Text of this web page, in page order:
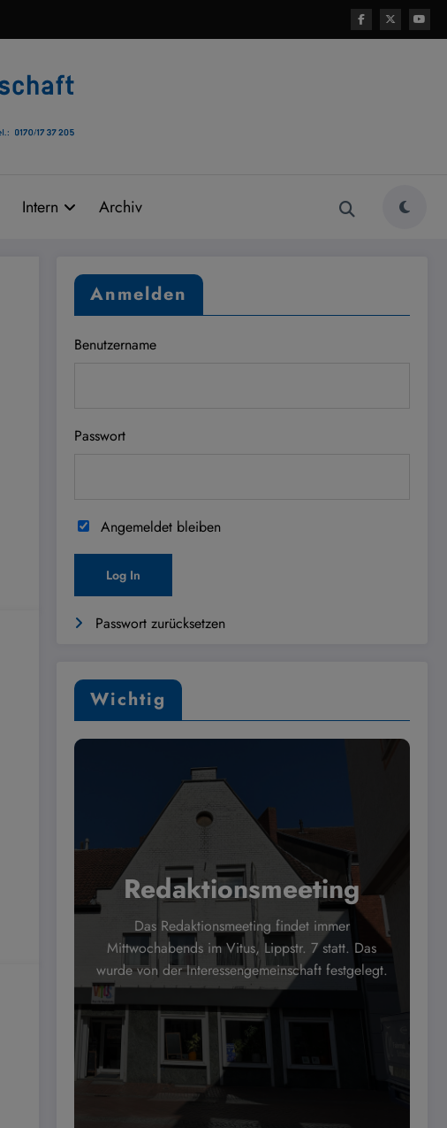
Intern Archiv
Anmelden
Benutzername
Passwort
Angemeldet bleiben
Passwort zurücksetzen
Wichtig
Redaktionsmeeting
Das Redaktionsmeeting findet immer
Mittwochabends im Vitus, Lippstr. 7 statt. Das
wurde von der Interessengemeinschaft festgelegt.